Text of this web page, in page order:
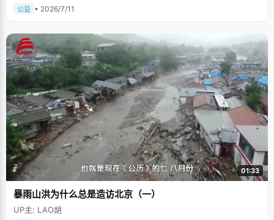
公益 • 2026/7/11
01:33
暴雨山洪为什么总是造访北京（一）
UP主: LAO胡